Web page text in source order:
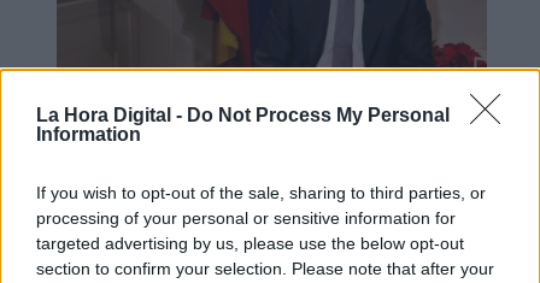
La Hora Digital - Do Not Process My Personal
Information
If you wish to opt-out of the sale, sharing to third parties, or
processing of your personal or sensitive information for
targeted advertising by us, please use the below opt-out
section to confirm your selection. Please note that after your
Felipe VI viaja a Abu Dabi al funeral
del califa Zayed pero no visitará al
Rey Juan Carlos